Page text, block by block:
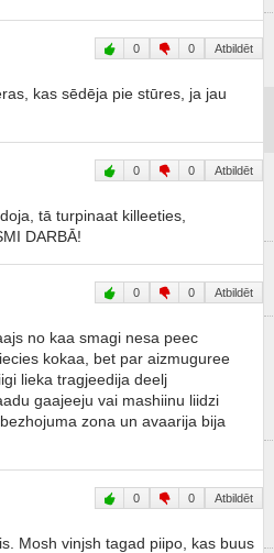
0 0 Atbildēt
kas sēdēja pie stūres, ja jau
0 0 Atbildēt
tā turpinaat killeeties,
DARBĀ!
0 0 Atbildēt
no kaa smagi nesa peec
kokaa, bet par aizmuguree
lieka tragjeedija deelj
gaajeeju vai mashiinu liidzi
zona un avaarija bija
0 0 Atbildēt
Mosh vinjsh tagad piipo, kas buus